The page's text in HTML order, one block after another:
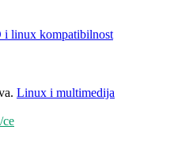
i linux kompatibilnost
Linux i multimedija
ce